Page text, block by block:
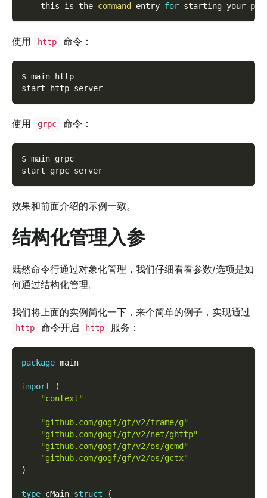
    this is the
command entry for starting your
使用 http 命令：
$ main http
start http server
使用 grpc 命令：
$ main grpc
start grpc server
效果和前面介绍的示例一致。
结构化管理入参
既然命令行通过对象化管理，我们仔细看看参数/选项是如
何通过结构化管理。
我们将上面的实例简化一下，来个简单的例子，实现通过
http 命令开启 http 服务：
package main
import
(
"context"
"github.com/gogf/gf/v2/frame/g"
"github.com/gogf/gf/v2/net/ghttp"
"github.com/gogf/gf/v2/os/gcmd"
"github.com/gogf/gf/v2/os/gctx"
)
type cMain struct {